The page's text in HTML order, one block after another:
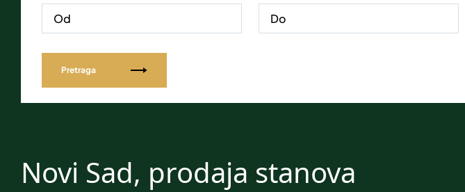
Pretraga
Novi Sad, prodaja stanova